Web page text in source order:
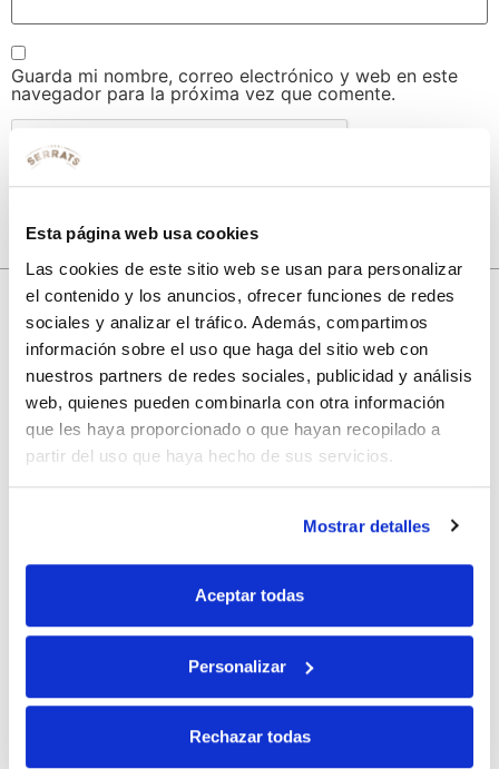
Esta página web usa cookies
Las cookies de este sitio web se usan para personalizar
el contenido y los anuncios, ofrecer funciones de redes
sociales y analizar el tráfico. Además, compartimos
información sobre el uso que haga del sitio web con
nuestros partners de redes sociales, publicidad y análisis
web, quienes pueden combinarla con otra información
que les haya proporcionado o que hayan recopilado a
partir del uso que haya hecho de sus servicios.
Mostrar detalles
Aceptar todas
Personalizar
Rechazar todas
Guarda mi nombre, correo electrónico y web en este
navegador para la próxima vez que comente.
10% de descuento
con tu primera compra.
Apúntatea nuestra newsletter para recibir nuestrasofertasy
en tu primera compra.
Si, he leído y acepto la política de protección de datos.
Responsable: HIJOS DE JOSÉ SERRATS S.A. Finalidad: tratamientos con